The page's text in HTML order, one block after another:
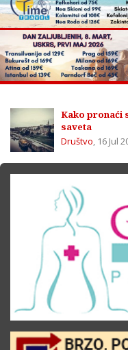
Kako pronaći
saveta
Društvo, 16 Jul